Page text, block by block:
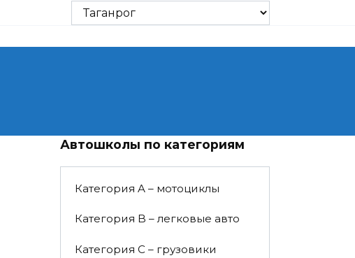
Автошколы по категориям
Категория A – мотоциклы
Категория B – легковые авто
Категория C – грузовики